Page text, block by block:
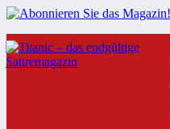
Zum
Inhalt
springen